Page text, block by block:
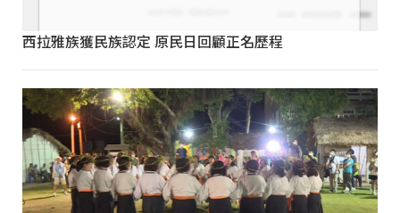
西拉雅族獲民族認定 原民日回顧正名歷程